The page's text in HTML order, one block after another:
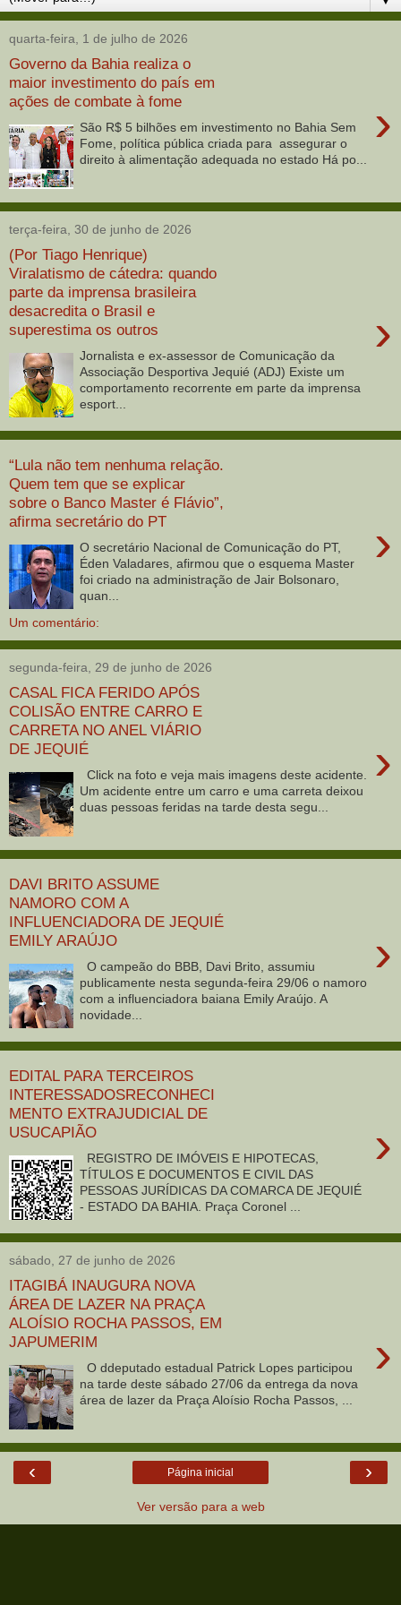
quarta-feira, 1 de julho de 2026
Governo da Bahia realiza o
maior investimento do país em
ações de combate à fome
›
São R$ 5 bilhões em investimento no Bahia Sem
Fome, política pública criada para assegurar o
direito à alimentação adequada no estado Há po...
terça-feira, 30 de junho de 2026
(Por Tiago Henrique)
Viralatismo de cátedra: quando
parte da imprensa brasileira
desacredita o Brasil e
superestima os outros
›
Jornalista e ex-assessor de Comunicação da
Associação Desportiva Jequié (ADJ) Existe um
comportamento recorrente em parte da imprensa
esport...
“Lula não tem nenhuma relação.
Quem tem que se explicar
sobre o Banco Master é Flávio”,
afirma secretário do PT
›
O secretário Nacional de Comunicação do PT,
Éden Valadares, afirmou que o esquema Master
foi criado na administração de Jair Bolsonaro,
quan...
Um comentário:
segunda-feira, 29 de junho de 2026
CASAL FICA FERIDO APÓS
COLISÃO ENTRE CARRO E
CARRETA NO ANEL VIÁRIO
DE JEQUIÉ
›
Click na foto e veja mais imagens deste acidente.
Um acidente entre um carro e uma carreta deixou
duas pessoas feridas na tarde desta segu...
DAVI BRITO ASSUME
NAMORO COM A
INFLUENCIADORA DE JEQUIÉ
EMILY ARAÚJO
›
O campeão do BBB, Davi Brito, assumiu
publicamente nesta segunda-feira 29/06 o namoro
com a influenciadora baiana Emily Araújo. A
novidade...
EDITAL PARA TERCEIROS
INTERESSADOSRECONHECI
MENTO EXTRAJUDICIAL DE
USUCAPIÃO
›
REGISTRO DE IMÓVEIS E HIPOTECAS,
TÍTULOS E DOCUMENTOS E CIVIL DAS
PESSOAS JURÍDICAS DA COMARCA DE JEQUIÉ
- ESTADO DA BAHIA. Praça Coronel ...
sábado, 27 de junho de 2026
ITAGIBÁ INAUGURA NOVA
ÁREA DE LAZER NA PRAÇA
ALOÍSIO ROCHA PASSOS, EM
JAPUMERIM
›
O ddeputado estadual Patrick Lopes participou
na tarde deste sábado 27/06 da entrega da nova
área de lazer da Praça Aloísio Rocha Passos, ...
‹ ›
Página inicial
Ver versão para a web